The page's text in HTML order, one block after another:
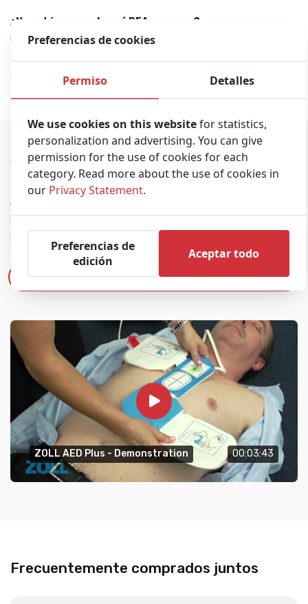
¿No está seguro de qué DEA comprar?
No dude en ponerse en contacto
sobre la mejor opción según su presupuesto, las funciones
deseadas y su situación específica.
Vídeo del producto
Conozca más sobre el Zoll AED Plus Trainer en esta
demostración en video, donde se muestran sus características y
cómo encender el dispositivo y aplicar los electrodos.
Ver vídeo
ZOLL AED Plus - Demonstration 00:03:43
Frecuentemente comprados juntos
Preferencias de cookies
Permiso Detalles
We use cookies on this websitefor statistics,
personalization and advertising. You can give
permission for the use of cookies for each
category. Read more about the use of cookies in
our Privacy Statement.
Preferencias de
edición
Aceptar todo